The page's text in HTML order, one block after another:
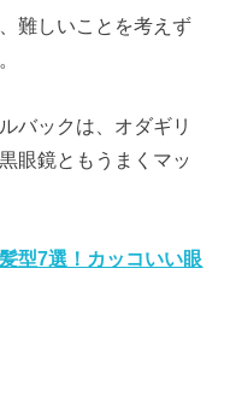
難しいことを考えず
バックは、オダギリ
眼鏡ともうまくマッ
型7選！カッコいい眼